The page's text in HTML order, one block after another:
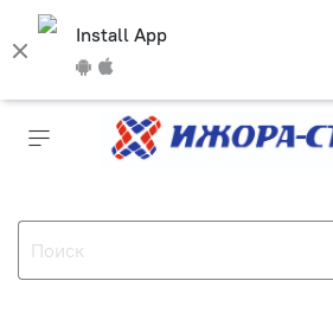
Install App